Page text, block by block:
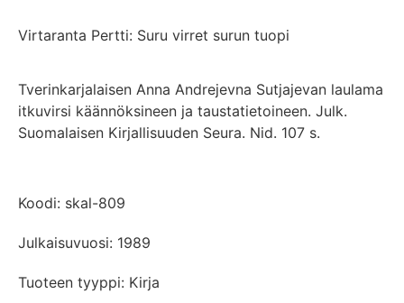
Virtaranta Pertti: Suru virret surun tuopi
Tverinkarjalaisen Anna Andrejevna Sutjajevan laulama
itkuvirsi käännöksineen ja taustatietoineen. Julk.
Suomalaisen Kirjallisuuden Seura. Nid. 107 s.
Koodi: skal-809
Julkaisuvuosi: 1989
Tuoteen tyyppi: Kirja